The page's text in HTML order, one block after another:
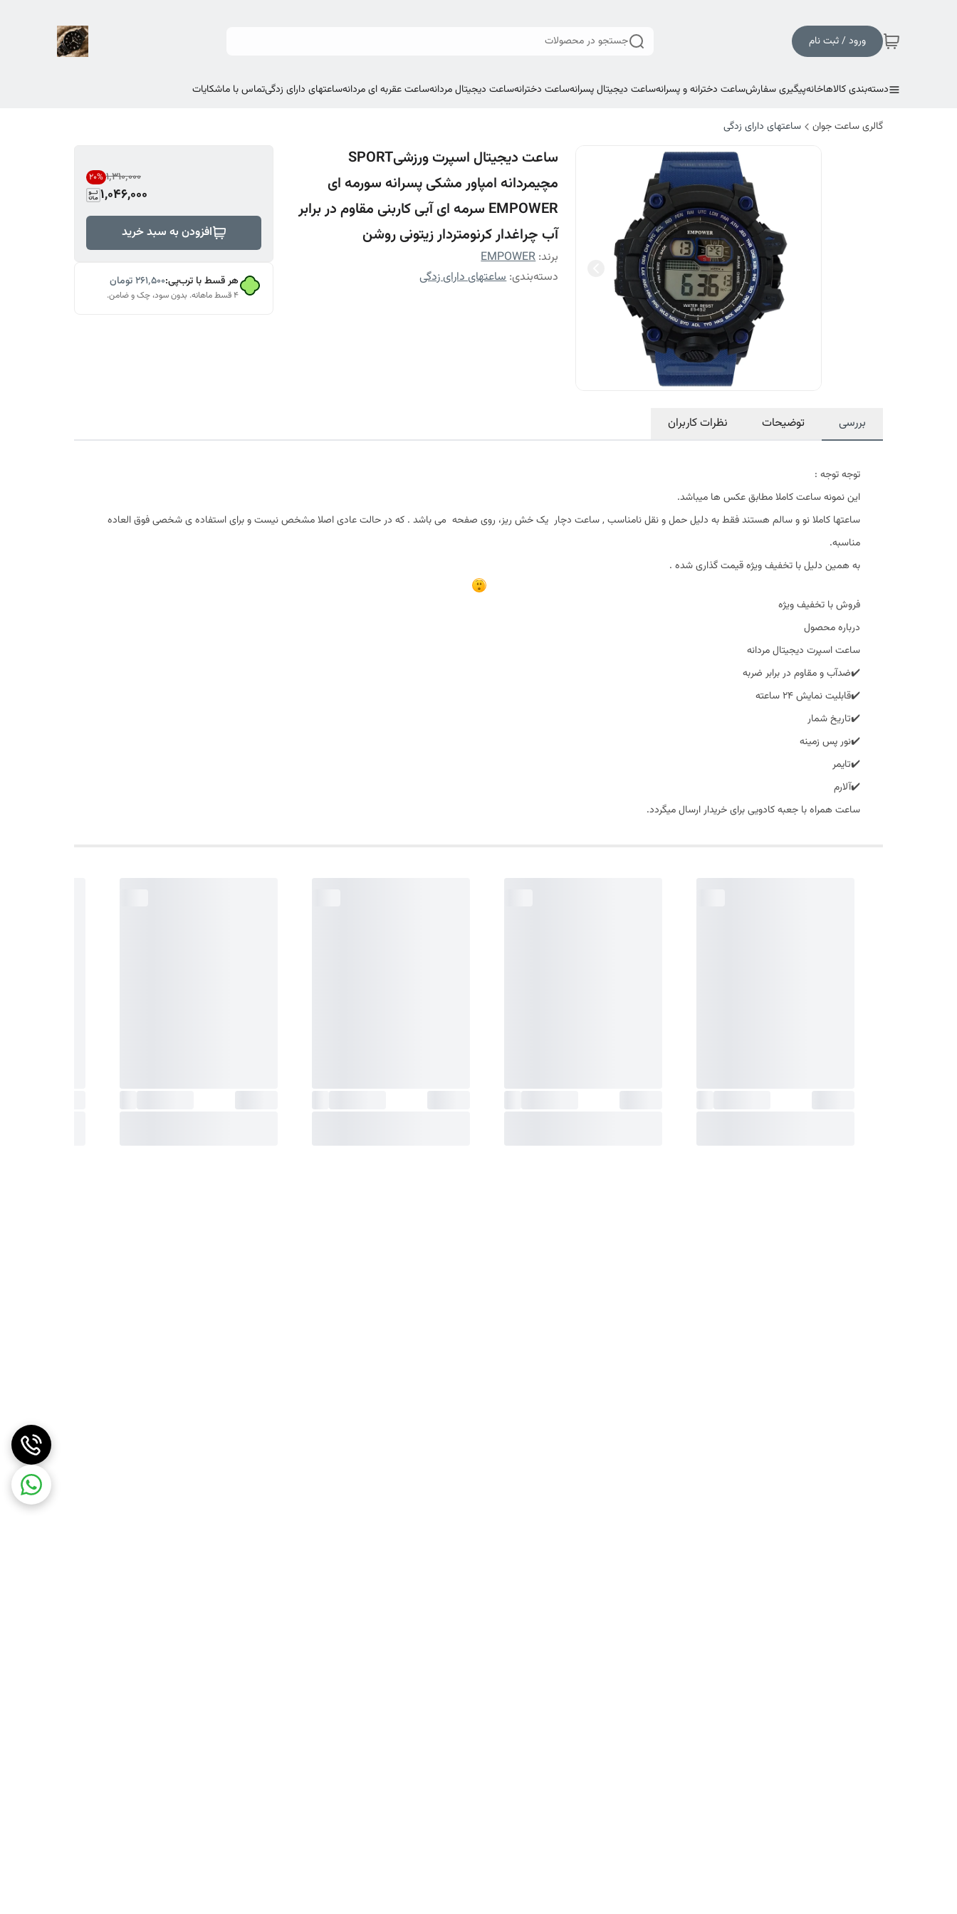
ورود / ثبت نام جستجو در محصولات
دسته‌بندی کالاهاخانهپیگیری سفارشساعت دخترانه و پسرانهساعت دیجیتال پسرانهساعت دخترانهساعت دیجیتال مردانهساعت عقربه ای مردانهساعتهای دارای زدگیتماس با ماشکایات
گالری ساعت جوان ساعتهای دارای زدگی
ساعت دیجیتال اسپرت ورزشیSPORT
مچیمردانه امپاور مشکی پسرانه سورمه ای
EMPOWER سرمه ای آبی کاربنی مقاوم در برابر
آب چراغدار کرنومتردار زیتونی روشن
برند:EMPOWER
دسته‌بندی:ساعتهای دارای زدگی
۱٬۳۱۰٬۰۰۰ 20%
1,046,000
افزودن به سبد خرید
هر قسط با ترب‌پی:۲۶۱٬۵۰۰تومان
۴ قسط ماهانه. بدون سود، چک و ضامن.
بررسی توضیحات نظرات کاربران
توجه توجه :
این نمونه ساعت کاملا مطابق عکس ها میباشد.
ساعتها کاملا نو و سالم هستند فقط به دلیل حمل و نقل نامناسب , ساعت دچار یک خش ریز، روی صفحه می باشد . که در حالت عادی اصلا مشخص نیست و برای استفاده ی شخصی فوق العاده
مناسبه.
به همین دلیل با تخفیف ویژه قیمت گذاری شده .
فروش با تخفیف ویژه
درباره محصول
ساعت اسپرت دیجیتال مردانه
✔️ضدآب و مقاوم در برابر ضربه
✔️قابلیت نمایش 24 ساعته
✔️تاریخ شمار
✔️نور پس زمینه
✔️تایمر
✔️آلارم
ساعت همراه با جعبه کادویی برای خریدار ارسال میگردد.